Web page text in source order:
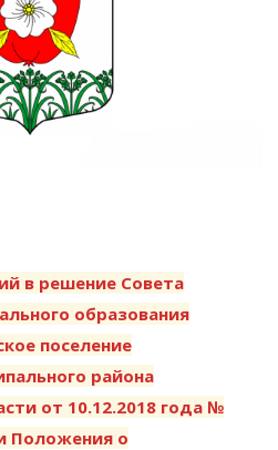
в решение Совета
образования
поселение
района
от 10.12.2018 года №
Положения о